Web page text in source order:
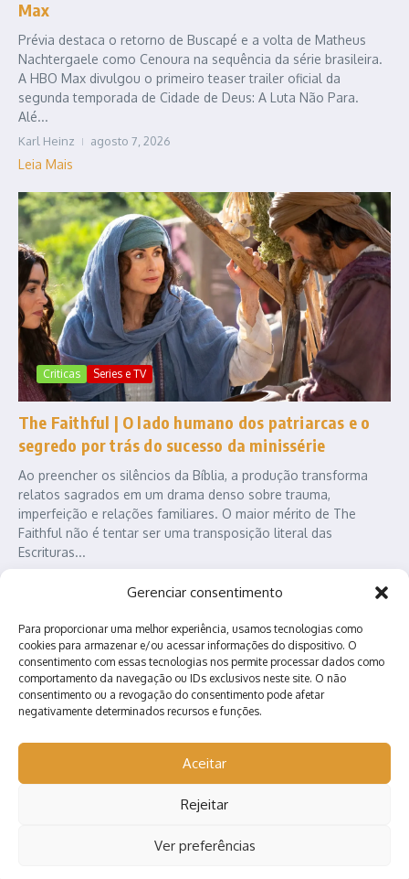
Gerenciar consentimento
Para proporcionar uma melhor experiência, usamos tecnologias como
cookies para armazenar e/ou acessar informações do dispositivo. O
consentimento com essas tecnologias nos permite processar dados como
comportamento da navegação ou IDs exclusivos neste site. O não
consentimento ou a revogação do consentimento pode afetar
negativamente determinados recursos e funções.
Aceitar
Rejeitar
Ver preferências
Max
Prévia destaca o retorno de Buscapé e a volta de Matheus
Nachtergaele como Cenoura na sequência da série brasileira.
A HBO Max divulgou o primeiro teaser trailer oficial da
segunda temporada de Cidade de Deus: A Luta Não Para.
Alé...
Karl Heinz agosto 7, 2026
Leia Mais
Criticas Series e TV
The Faithful | O lado humano dos patriarcas e o
segredo por trás do sucesso da minissérie
Ao preencher os silêncios da Bíblia, a produção transforma
relatos sagrados em um drama denso sobre trauma,
imperfeição e relações familiares. O maior mérito de The
Faithful não é tentar ser uma transposição literal das
Escrituras...
ContatoQuem somos?Anuncie conosco!